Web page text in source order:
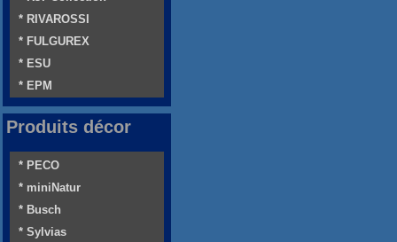
* RIVAROSSI
* FULGUREX
* ESU
* EPM
Produits décor
* PECO
* miniNatur
* Busch
* Sylvias